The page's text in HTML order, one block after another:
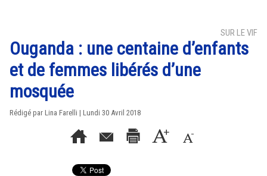
SUR LE VIF
Ouganda : une centaine d’enfants
et de femmes libérés d’une
mosquée
Rédigé par Lina Farelli | Lundi 30 Avril 2018